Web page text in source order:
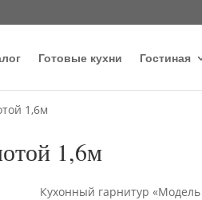
Готовые кухни Гостиная
1,6м
1,6м
Кухонный гарнитур